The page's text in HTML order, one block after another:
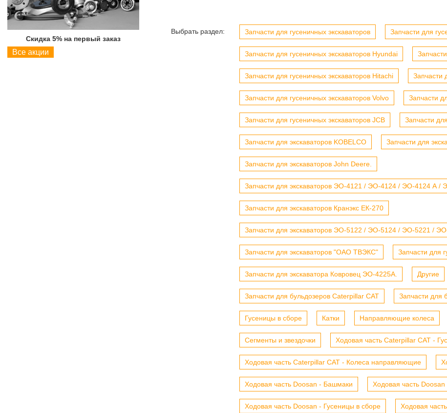
Скидка 5% на первый заказ Скидка 5% на первый заказ Скидка 5% на первый заказ
Все акции
Выбрать раздел: Запчасти для гусеничных экскаваторов Запчасти для
Запчасти для гусеничных экскаваторов Hyundai
Запчасти для гусеничных экскаваторов Hitachi Запчасти
Запчасти для гусеничных экскаваторов Volvo Запчасти
Запчасти для гусеничных экскаваторов JCB Запчасти
Запчасти для экскаваторов KOBELCO Запчасти для
Запчасти для экскаваторов John Deere.
Запчасти для экскаваторов ЭО-4121 / ЭО-4124 / ЭО-4124 А /
Запчасти для экскаваторов Кранэкс ЕК-270
Запчасти для экскаваторов ЭО-5122 / ЭО-5124 / ЭО-5221 /
Запчасти для экскаваторов "ОАО ТВЭКС" Запчасти для
Запчасти для экскаватора Ковровец ЭО-4225А. Другие
Запчасти для бульдозеров Caterpillar CAT Запчасти для
Гусеницы в сборе Катки Направляющие колеса
Сегменты и звездочки Ходовая часть Caterpillar CAT -
Ходовая часть Caterpillar CAT - Колеса направляющие
Ходовая часть Doosan - Башмаки Ходовая часть Doosan
Ходовая часть Doosan - Гусеницы в сборе Ходовая